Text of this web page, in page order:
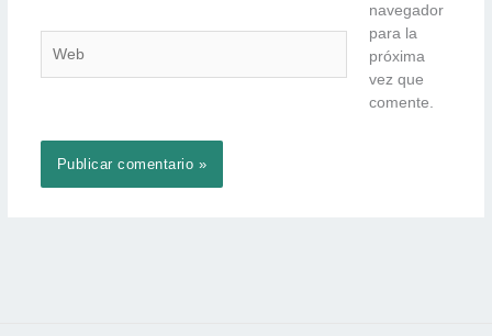
navegador
para la
próxima
vez que
comente.